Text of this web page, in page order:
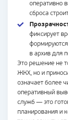
оперативно
сброса
фиксирует
в архив для
Это решение не
ЖКХ, но и
означает более
оперативный
служб — это
планирования и